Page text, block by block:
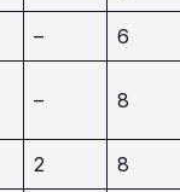
– 6
– 8
2 8